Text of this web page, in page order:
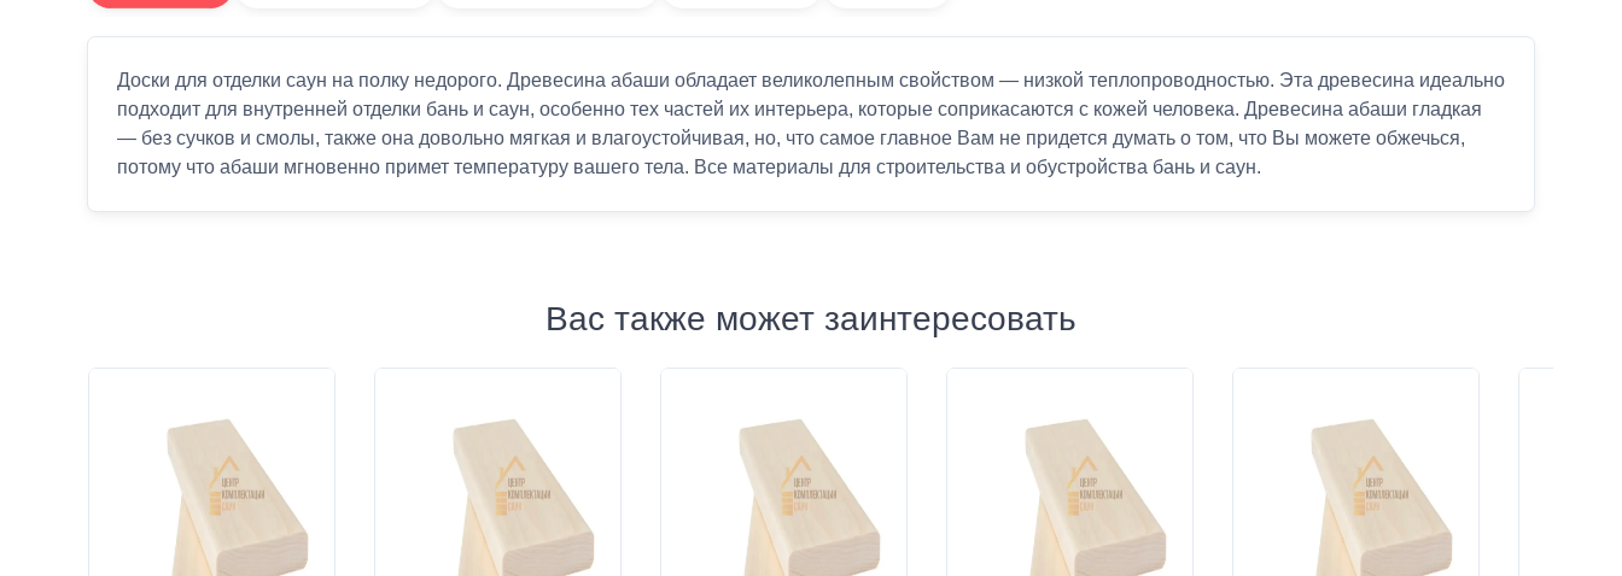
Доски для отделки саун на полку недорого. Древесина абаши обладает великолепным свойством — низкой теплопроводностью. Эта древесина идеально
подходит для внутренней отделки бань и саун, особенно тех частей их интерьера, которые соприкасаются с кожей человека. Древесина абаши гладкая
— без сучков и смолы, также она довольно мягкая и влагоустойчивая, но, что самое главное Вам не придется думать о том, что Вы можете обжечься,
потому что абаши мгновенно примет температуру вашего тела. Все материалы для строительства и обустройства бань и саун.
Вас также может заинтересовать